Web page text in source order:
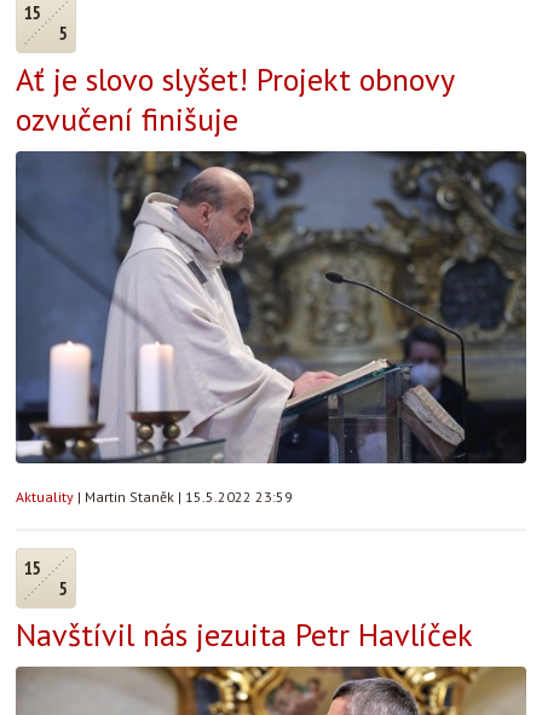
15
5
Ať je slovo slyšet! Projekt obnovy
ozvučení finišuje
Aktuality | Martin Staněk | 15.5.2022 23:59
15
5
Navštívil nás jezuita Petr Havlíček